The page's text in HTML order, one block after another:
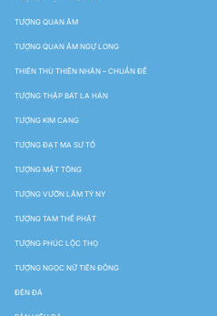
TƯỢNG QUAN ÂM
TƯỢNG QUAN ÂM NGỰ LONG
THIÊN THỦ THIÊN NHÃN – CHUẨN ĐỀ
TƯỢNG THẬP BÁT LA HÁN
TƯỢNG KIM CANG
TƯỢNG ĐẠT MA SƯ TỔ
TƯỢNG MẬT TÔNG
TƯỢNG VƯỜN LÂM TỲ NY
TƯỢNG TAM THẾ PHẬT
TƯỢNG PHÚC LỘC THỌ
TƯỢNG NGỌC NỮ TIÊN ĐỒNG
ĐÈN ĐÁ